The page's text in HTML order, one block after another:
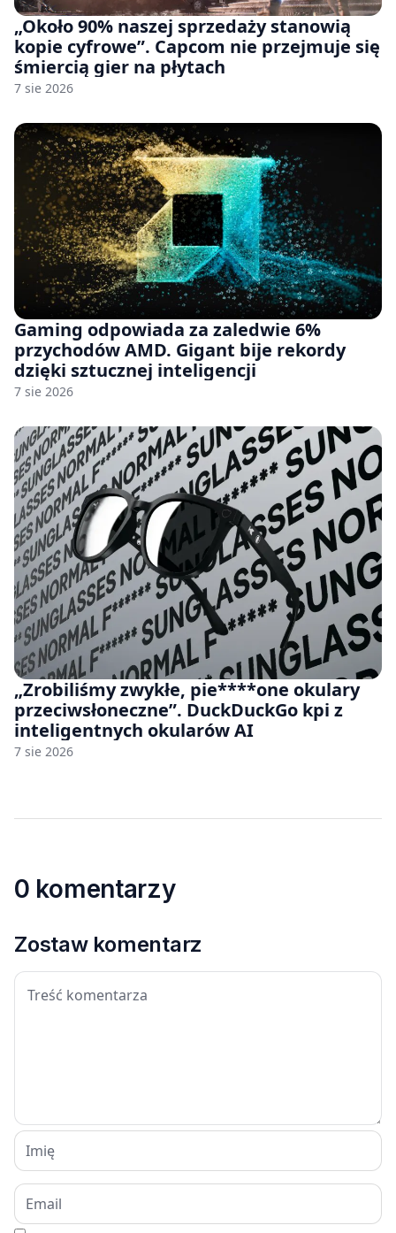
„Około 90% naszej sprzedaży stanowią
kopie cyfrowe”. Capcom nie przejmuje się
śmiercią gier na płytach
7 sie 2026
Gaming odpowiada za zaledwie 6%
przychodów AMD. Gigant bije rekordy
dzięki sztucznej inteligencji
7 sie 2026
„Zrobiliśmy zwykłe, pie****one okulary
przeciwsłoneczne”. DuckDuckGo kpi z
inteligentnych okularów AI
7 sie 2026
0 komentarzy
Zostaw komentarz